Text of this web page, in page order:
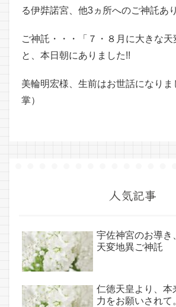
る伊弉諾宮、他3ヵ所へのご神託あ
ご神託・・・「７・８月に大きな天
と、本日朝にありました!!
美輪明宏様、生前はお世話になりま
掌）
人気記事
宇佐神宮のお導き
天変地異ご神託
仁徳天皇より、本
力をお願いされて